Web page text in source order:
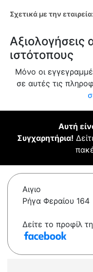
Σχετικά με την
ιστότοπους
Μόνο οι
σε αυτές τις
Αυτή
Συγχαρητήρια!
Αιγιο
Ρήγα Φεραίου 164
Δείτε το προφίλ